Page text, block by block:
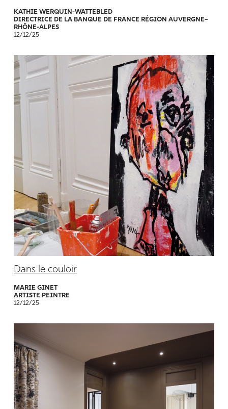
KATHIE WERQUIN-WATTEBLED
DIRECTRICE DE LA BANQUE DE FRANCE RÉGION AUVERGNE–
RHÔNE-ALPES
12/12/25
Dans le couloir
MARIE GINET
ARTISTE PEINTRE
12/12/25